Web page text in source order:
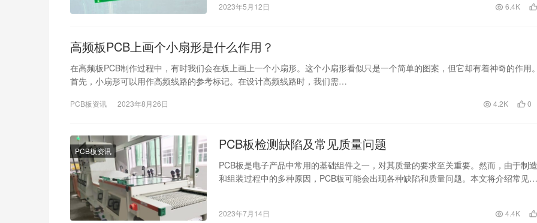
2023年5月12日 6.4K
高频板PCB上画个小扇形是什么作用？
在高频板PCB制作过程中，有时我们会在板上画上一个小扇形。这个小扇形看似只是一个简单的图案，但它却有着神奇的作用。
首先，小扇形可以用作高频线路的参考标记。在设计高频线路时，我们需…
PCB板资讯 2023年8月26日 4.2K 0
PCB板资讯 PCB板检测缺陷及常见质量问题
PCB板是电子产品中常用的基础组件之一，对其质量的要求至关重要。然而，由于制造
和组装过程中的多种原因，PCB板可能会出现各种缺陷和质量问题。本文将介绍常见的
2023年7月14日 4.4K